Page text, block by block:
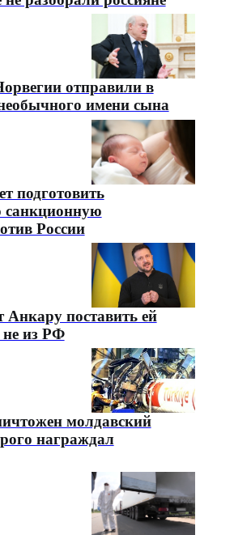
отправили в
имени сына
подготовить
санкционную
России
Анкару поставить ей
не из РФ
молдавский
награждал